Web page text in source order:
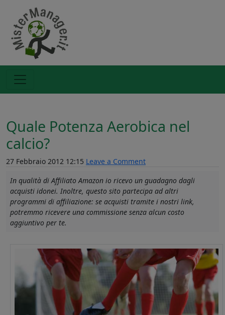
Quale Potenza Aerobica nel
calcio?
27 Febbraio 2012 12:15 Leave a Comment
In qualità di Affiliato Amazon io ricevo un guadagno dagli
acquisti idonei. Inoltre, questo sito partecipa ad altri
programmi di affiliazione: se acquisti tramite i nostri link,
potremmo ricevere una commissione senza alcun costo
aggiuntivo per te.